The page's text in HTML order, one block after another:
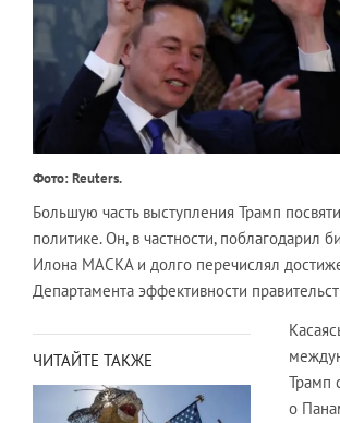
Фото: Reuters.
Большую часть выступления Трамп
политике. Он, в частности, поблагодарил
Илона МАСКА и долго перечислял
Департамента эффективности
ЧИТАЙТЕ ТАКЖЕ
Трамп
о